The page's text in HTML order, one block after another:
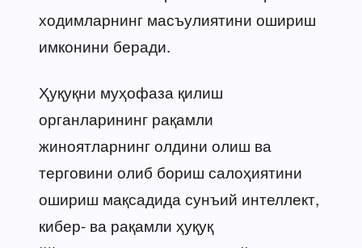
ходимларнинг масъулиятини ошириш
имконини беради.
Ҳуқуқни муҳофаза қилиш
органларининг рақамли
жиноятларнинг олдини олиш ва
терговини олиб бориш салоҳиятини
ошириш мақсадида сунъий интеллект,
кибер- ва рақамли ҳуқуқ